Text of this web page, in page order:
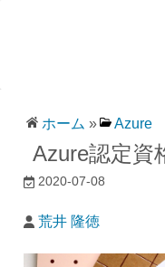
ホーム » Azure
Azure認定資
2020-07-08
荒井 隆徳